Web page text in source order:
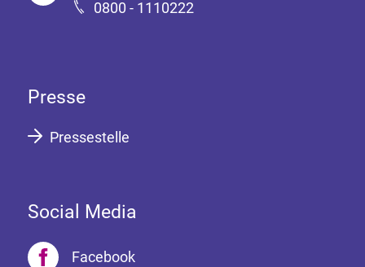
0800 - 1110222
Presse
Pressestelle
Social Media
Facebook